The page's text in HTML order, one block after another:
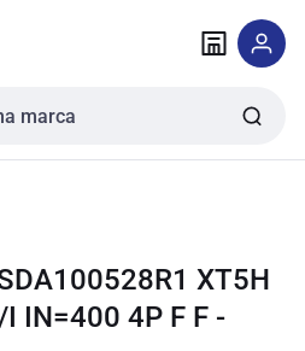
XT5H
IN=400 4P F F -